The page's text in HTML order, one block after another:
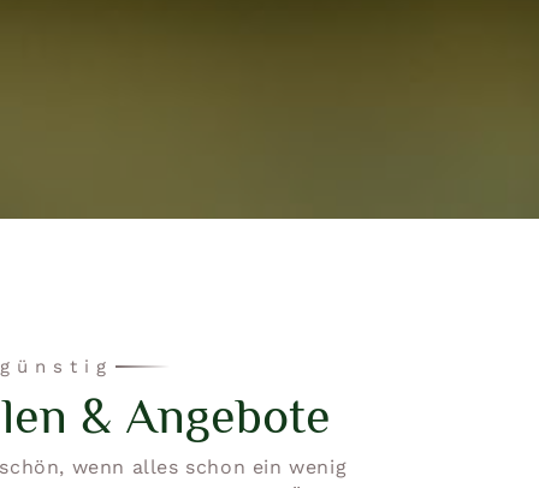
& Angebote
wenn alles schon ein wenig